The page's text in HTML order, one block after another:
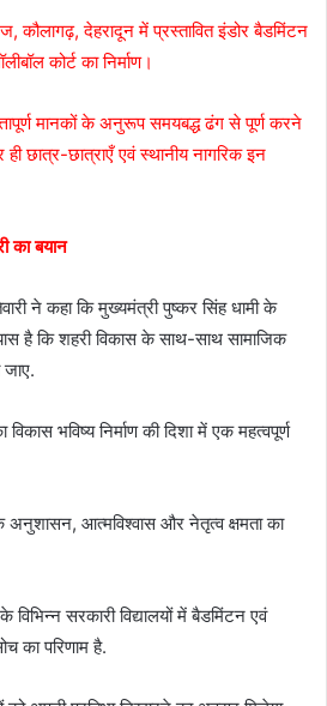
कौलागढ़, देहरादून में प्रस्तावित इंडोर बैडमिंटन
कोर्ट का निर्माण।
मानकों के अनुरूप समयबद्ध ढंग से पूर्ण करने
ही छात्र-छात्राएँ एवं स्थानीय नागरिक इन
का बयान
ने कहा कि मुख्यमंत्री पुष्कर सिंह धामी के
है कि शहरी विकास के साथ-साथ सामाजिक
जाए.
भविष्य निर्माण की दिशा में एक महत्वपूर्ण
आत्मविश्वास और नेतृत्व क्षमता का
विभिन्न सरकारी विद्यालयों में बैडमिंटन एवं
का परिणाम है.